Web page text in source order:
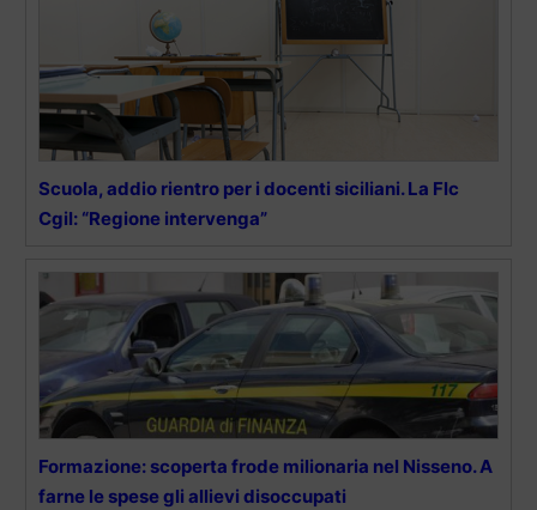
Scuola, addio rientro per i docenti siciliani. La Flc
Cgil: “Regione intervenga”
Formazione: scoperta frode milionaria nel Nisseno. A
farne le spese gli allievi disoccupati